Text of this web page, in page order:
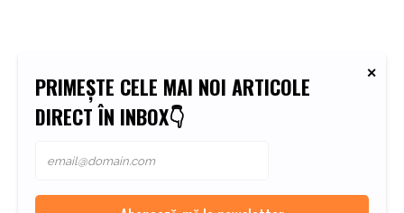
PRIMEȘTE CELE MAI NOI ARTICOLE
DIRECT ÎN INBOX👇